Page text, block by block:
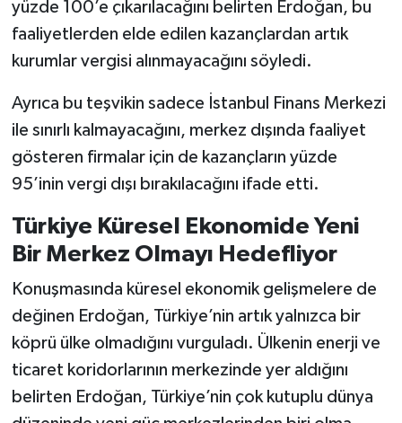
yüzde 100’e çıkarılacağını belirten Erdoğan, bu
faaliyetlerden elde edilen kazançlardan artık
kurumlar vergisi alınmayacağını söyledi.
Ayrıca bu teşvikin sadece İstanbul Finans Merkezi
ile sınırlı kalmayacağını, merkez dışında faaliyet
gösteren firmalar için de kazançların yüzde
95’inin vergi dışı bırakılacağını ifade etti.
Türkiye Küresel Ekonomide Yeni
Bir Merkez Olmayı Hedefliyor
Konuşmasında küresel ekonomik gelişmelere de
değinen Erdoğan, Türkiye’nin artık yalnızca bir
köprü ülke olmadığını vurguladı. Ülkenin enerji ve
ticaret koridorlarının merkezinde yer aldığını
belirten Erdoğan, Türkiye’nin çok kutuplu dünya